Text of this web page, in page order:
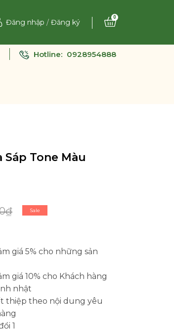
Đăng nhập / Đăng ký
0
Hotline: 0928954888
Sáp Tone Màu
Sale
giá 5% cho những sản
giá 10% cho Khách hàng
nhật
thiệp theo nội dung yêu
1